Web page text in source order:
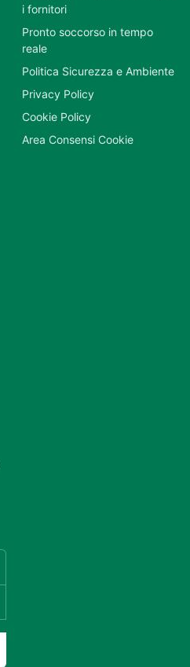
i fornitori
Pronto soccorso in tempo
reale
Politica Sicurezza e Ambiente
Privacy Policy
Cookie Policy
Area Consensi Cookie